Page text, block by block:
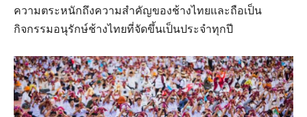
ความตระหนักถึงความสำคัญของช้างไทยและถือเป็น
กิจกรรมอนุรักษ์ช้างไทยที่จัดขึ้นเป็นประจำทุกปี